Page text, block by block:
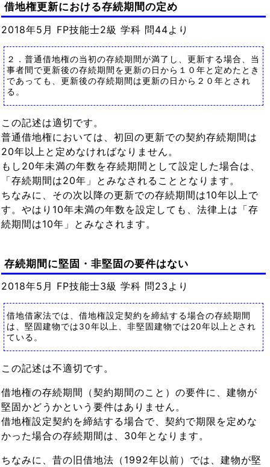
借地権更新における存続期間の定め
2018年5月 FP技能士2級 学科 問44より
２．普通借地権の当初の存続期間が満了し、更新する場合、当
事者間で更新後の存続期間を更新の日から１０年と定めたとき
であっても、更新後の存続期間は更新の日から２０年とされ
る。
この記述は適切です。
普通借地権においては、初回の更新での契約存続期間は
20年以上と定めなければなりません。
もし20年未満の年数を存続期間として設定した場合は、
「存続期間は20年」とみなされることとなります。
ちなみに、その次以降の更新での存続期間は10年以上で
す。やはり10年未満の年数を設定しても、法律上は「存
続期間は10年」とみなされます。
存続期間に堅固・非堅固の要件はない
2018年5月 FP技能士3級 学科 問23より
借地借家法では、借地権設定契約を締結する場合の存続期間
は、堅固建物では30年以上、非堅固建物では20年以上とされ
ている。
この記述は不適切です。
借地権の存続期間（契約期間のこと）の要件に、建物が
堅固かどうかという要件はありません。
借地権設定契約を締結する場合で、契約で期限を定めな
かった場合の存続期間は、30年となります。
ちなみに、昔の旧借地法（1992年以前）では、建物が堅